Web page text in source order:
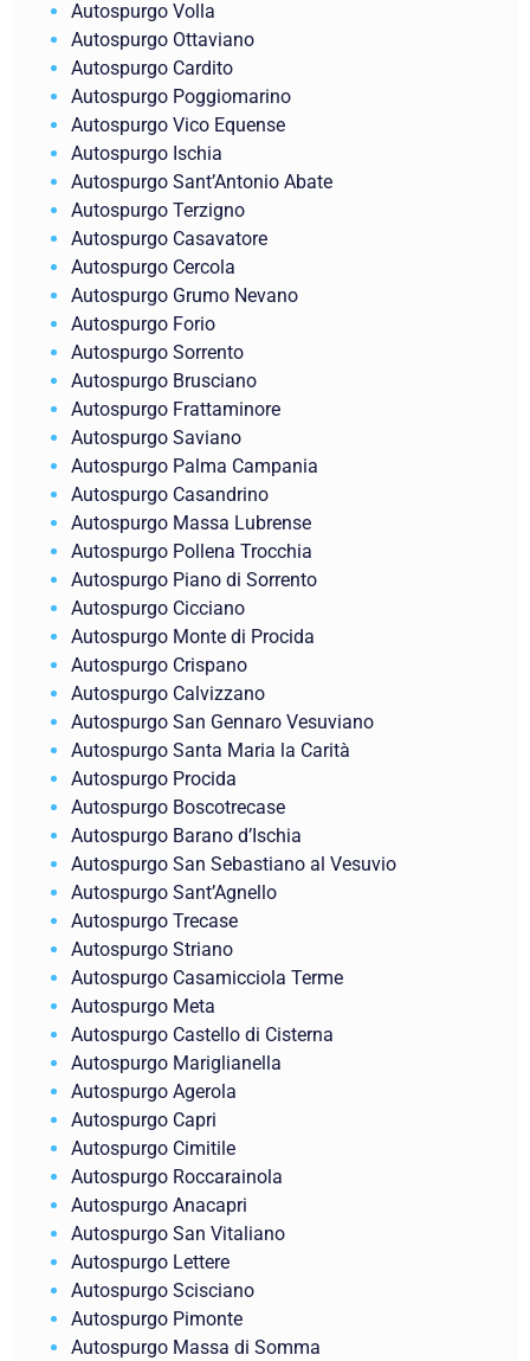
Autospurgo Volla
Autospurgo Ottaviano
Autospurgo Cardito
Autospurgo Poggiomarino
Autospurgo Vico Equense
Autospurgo Ischia
Autospurgo Sant’Antonio Abate
Autospurgo Terzigno
Autospurgo Casavatore
Autospurgo Cercola
Autospurgo Grumo Nevano
Autospurgo Forio
Autospurgo Sorrento
Autospurgo Brusciano
Autospurgo Frattaminore
Autospurgo Saviano
Autospurgo Palma Campania
Autospurgo Casandrino
Autospurgo Massa Lubrense
Autospurgo Pollena Trocchia
Autospurgo Piano di Sorrento
Autospurgo Cicciano
Autospurgo Monte di Procida
Autospurgo Crispano
Autospurgo Calvizzano
Autospurgo San Gennaro Vesuviano
Autospurgo Santa Maria la Carità
Autospurgo Procida
Autospurgo Boscotrecase
Autospurgo Barano d’Ischia
Autospurgo San Sebastiano al Vesuvio
Autospurgo Sant’Agnello
Autospurgo Trecase
Autospurgo Striano
Autospurgo Casamicciola Terme
Autospurgo Meta
Autospurgo Castello di Cisterna
Autospurgo Mariglianella
Autospurgo Agerola
Autospurgo Capri
Autospurgo Cimitile
Autospurgo Roccarainola
Autospurgo Anacapri
Autospurgo San Vitaliano
Autospurgo Lettere
Autospurgo Scisciano
Autospurgo Pimonte
Autospurgo Massa di Somma